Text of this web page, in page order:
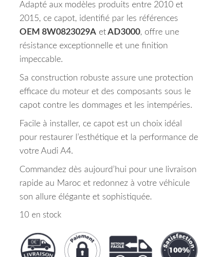
Adapté aux modèles produits entre 2010 et
2015, ce capot, identifié par les références
OEM 8W0823029A etAD3000, offre une
résistance exceptionnelle et une finition
impeccable.
Sa construction robuste assure une protection
efficace du moteur et des composants sous le
capot contre les dommages et les intempéries.
Facile à installer, ce capot est un choix idéal
pour restaurer l’esthétique et la performance de
votre Audi A4.
Commandez dès aujourd’hui pour une livraison
rapide au Maroc et redonnez à votre véhicule
son allure élégante et sophistiquée.
10 en stock